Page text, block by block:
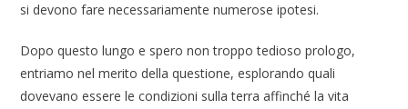
si devono fare necessariamente numerose ipotesi.
Dopo questo lungo e spero non troppo tedioso prologo,
entriamo nel merito della questione, esplorando quali
dovevano essere le condizioni sulla terra affinché la vita